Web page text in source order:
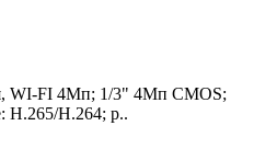
WI-FI 4Mп; 1/3" 4Mп CMOS;
H.265/H.264; р..